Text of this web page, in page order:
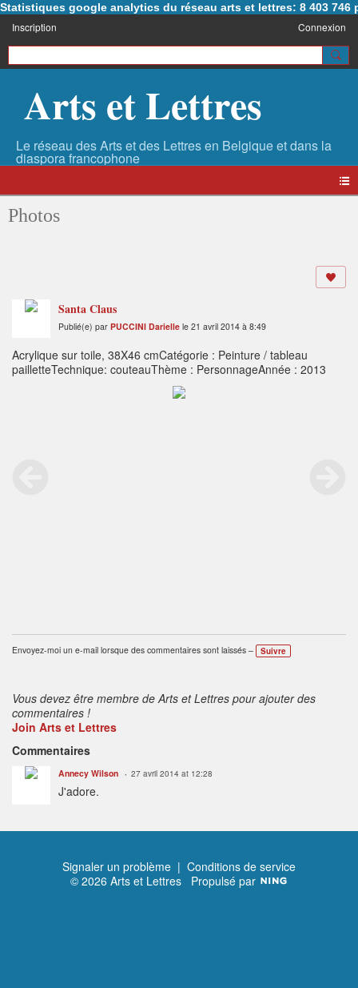
Statistiques google analytics du réseau arts et lettres: 8 403 746
Inscription Connexion
Arts et Lettres
Photos
Santa Claus
Publié(e) par PUCCINI Darielle le 21 avril 2014 à 8:49
Acrylique sur toile, 38X46 cmCatégorie : Peinture / tableau
pailletteTechnique: couteauThème : PersonnageAnnée : 2013
Envoyez-moi un e-mail lorsque des commentaires sont laissés – Suivre
Vous devez être membre de Arts et Lettres pour ajouter des
commentaires !
Join Arts et Lettres
Commentaires
Annecy Wilson 27 avril 2014 at 12:28
J'adore.
Signaler un problème | Conditions de service
© 2026 Arts et Lettres Propulsé par